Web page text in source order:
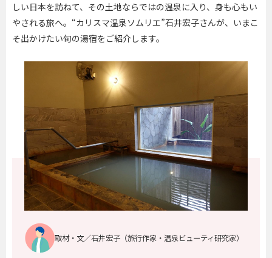
しい日本を訪ねて、その土地ならではの温泉に入り、身も心もい
やされる旅へ。“カリスマ温泉ソムリエ”石井宏子さんが、いまこ
そ出かけたい旬の湯宿をご紹介します。
取材・文／石井宏子（旅行作家・温泉ビューティ研究家）